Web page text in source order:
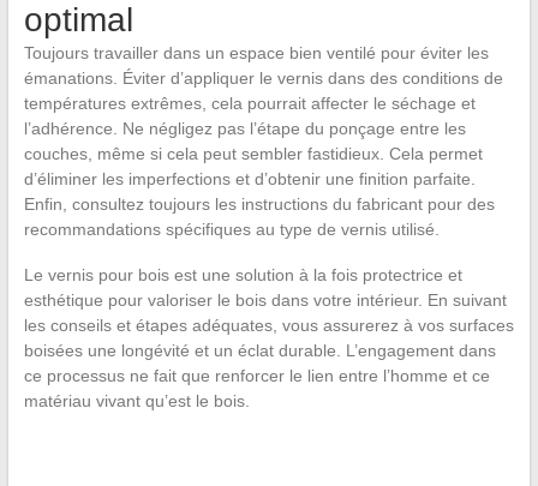
optimal
Toujours travailler dans un espace bien ventilé pour éviter les
émanations. Éviter d’appliquer le vernis dans des conditions de
températures extrêmes, cela pourrait affecter le séchage et
l’adhérence. Ne négligez pas l’étape du ponçage entre les
couches, même si cela peut sembler fastidieux. Cela permet
d’éliminer les imperfections et d’obtenir une finition parfaite.
Enfin, consultez toujours les instructions du fabricant pour des
recommandations spécifiques au type de vernis utilisé.
Le vernis pour bois est une solution à la fois protectrice et
esthétique pour valoriser le bois dans votre intérieur. En suivant
les conseils et étapes adéquates, vous assurerez à vos surfaces
boisées une longévité et un éclat durable. L’engagement dans
ce processus ne fait que renforcer le lien entre l’homme et ce
matériau vivant qu’est le bois.